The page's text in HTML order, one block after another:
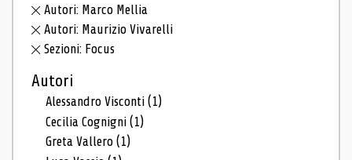
Autori: Marco Mellia
Autori: Maurizio Vivarelli
Sezioni: Focus
Autori
Alessandro Visconti(1)
Cecilia Cognigni(1)
Greta Vallero(1)